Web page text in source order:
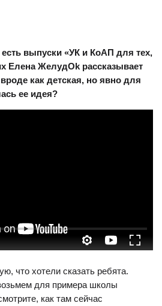
выпуски «УК и КоАП для тех,
Елена ЖелудОk рассказывает
как детская, но явно для
ее идея?
что хотели сказать ребята.
для примера школы
как там сейчас